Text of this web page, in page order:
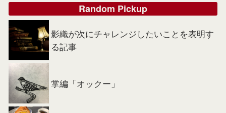
Random Pickup
影織が次にチャレンジしたいことを表明す
る記事
掌編「オックー」